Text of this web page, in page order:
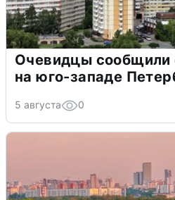
Очевидцы сообщили
на юго-западе
5 августа 0